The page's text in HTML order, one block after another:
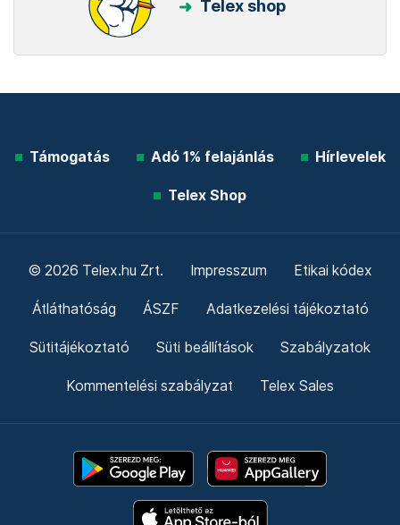
Telex shop
Támogatás Adó 1% felajánlás Hírlevelek
Telex Shop
© 2026 Telex.hu Zrt. Impresszum Etikai kódex
Átláthatóság ÁSZF Adatkezelési tájékoztató
Sütitájékoztató Süti beállítások Szabályzatok
Kommentelési szabályzat Telex Sales